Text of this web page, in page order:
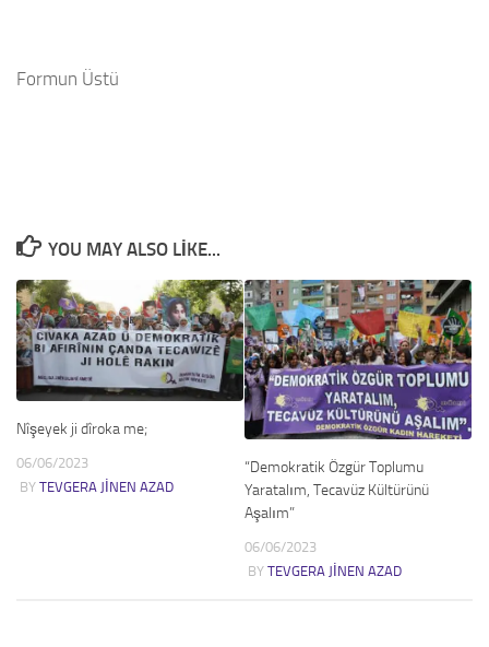
Formun Üstü
YOU MAY ALSO LIKE...
Nîşeyek ji dîroka me;
06/06/2023
BY TEVGERA JINEN AZAD
“Demokratik Özgür Toplumu
Yaratalım, Tecavüz Kültürünü
Aşalım”
06/06/2023
BY TEVGERA JINEN AZAD